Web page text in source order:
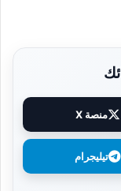
منصة X
تيليجرام